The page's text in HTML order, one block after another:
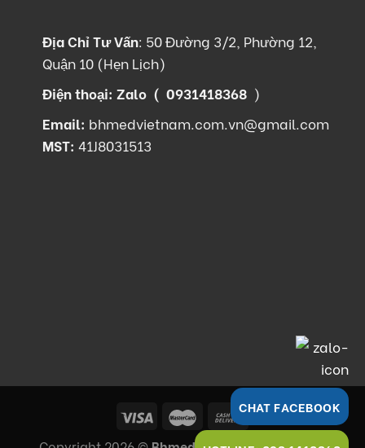
Địa Chỉ Tư Vấn: 50 Đường 3/2, Phường 12,
Quận 10 (Hẹn Lịch)
Điện thoại: Zalo ( 0931418368 )
Email: bhmedvietnam.com.vn@gmail.com
MST: 41J8031513
CHAT FACEBOOK